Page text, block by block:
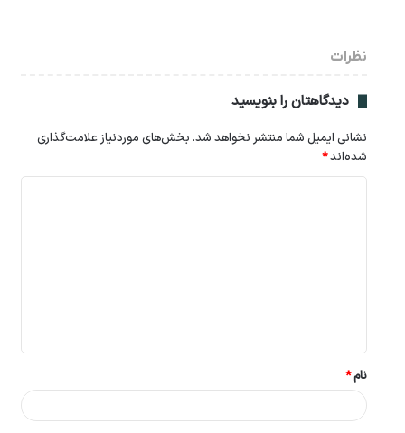
نظرات
دیدگاهتان را بنویسید
نشانی ایمیل شما منتشر نخواهد شد. بخش‌های موردنیاز علامت‌گذاری
شده‌اند*
*
نام*